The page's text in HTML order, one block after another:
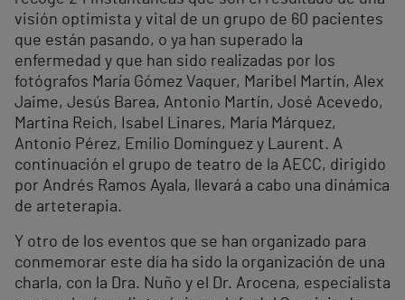
visión optimista y vital de un grupo de 60 pacientes
que están pasando, o ya han superado la
enfermedad y que han sido realizadas por los
fotógrafos María Gómez Vaquer, Maribel Martín, Alex
Jaime, Jesús Barea, Antonio Martín, José Acevedo,
Martina Reich, Isabel Linares, María Márquez,
Antonio Pérez, Emilio Domínguez y Laurent. A
continuación el grupo de teatro de la AECC, dirigido
por Andrés Ramos Ayala, llevará a cabo una dinámica
de arteterapia.
Y otro de los eventos que se han organizado para
conmemorar este día ha sido la organización de una
charla, con la Dra. Nuño y el Dr. Arocena, especialista